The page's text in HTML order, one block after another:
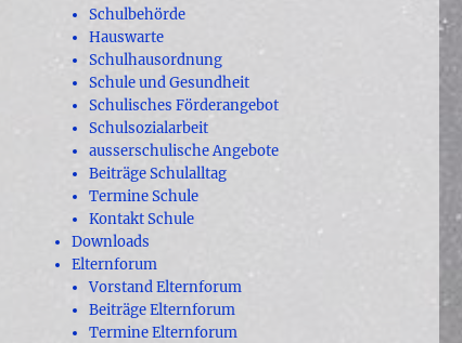
Schulbehörde
Hauswarte
Schulhausordnung
Schule und Gesundheit
Schulisches Förderangebot
Schulsozialarbeit
ausserschulische Angebote
Beiträge Schulalltag
Termine Schule
Kontakt Schule
Downloads
Elternforum
Vorstand Elternforum
Beiträge Elternforum
Termine Elternforum